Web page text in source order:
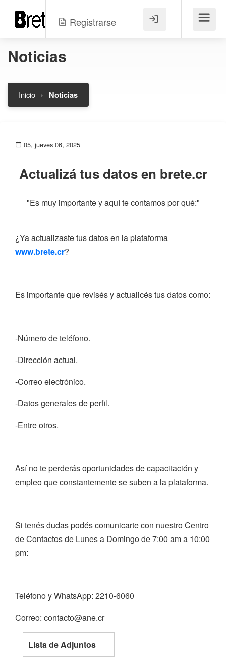
Registrarse Menú
Noticias
Inicio Noticias
05, jueves 06, 2025
Actualizá tus datos en brete.cr
"Es muy importante y aquí te contamos por qué:"
¿Ya actualizaste tus datos en la plataforma
www.brete.cr?
Es importante que revisés y actualicés tus datos como:
-Número de teléfono.
-Dirección actual.
-Correo electrónico.
-Datos generales de perfil.
-Entre otros.
Así no te perderás oportunidades de capacitación y
empleo que constantemente se suben a la plataforma.
Si tenés dudas podés comunicarte con nuestro Centro
de Contactos de Lunes a Domingo de 7:00 am a 10:00
pm:
Teléfono y WhatsApp: 2210-6060
Correo: contacto@ane.cr
Lista de Adjuntos